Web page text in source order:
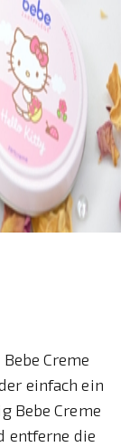
Creme
einfach ein
Bebe Creme
entferne die